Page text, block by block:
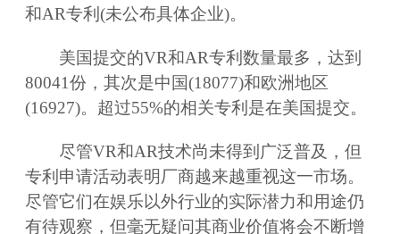
和AR专利(未公布具体企业)。
美国提交的VR和AR专利数量最多，达到
80041份，其次是中国(18077)和欧洲地区
(16927)。超过55%的相关专利是在美国提交。
尽管VR和AR技术尚未得到广泛普及，但
专利申请活动表明厂商越来越重视这一市场。
尽管它们在娱乐以外行业的实际潜力和用途仍
有待观察，但毫无疑问其商业价值将会不断增